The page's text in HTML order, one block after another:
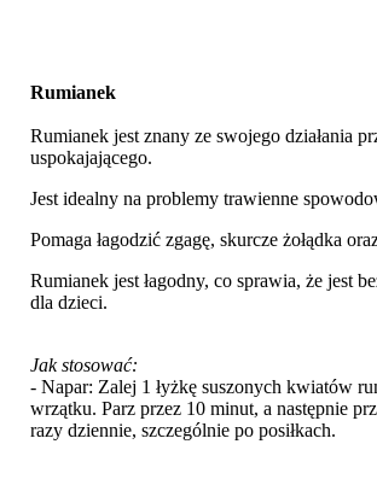
Rumianek
Rumianek jest znany ze swojego działania
uspokajającego.
Jest idealny na problemy trawienne
Pomaga łagodzić zgagę, skurcze żołądka
Rumianek jest łagodny, co sprawia, że jest
dla dzieci.
Jak stosować:
- Napar: Zalej 1 łyżkę suszonych kwiatów
wrzątku. Parz przez 10 minut, a następnie
razy dziennie, szczególnie po posiłkach.